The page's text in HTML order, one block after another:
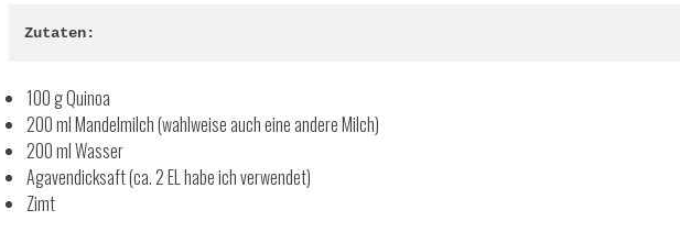
Zutaten:
100 g Quinoa
200 ml Mandelmilch (wahlweise auch eine andere Milch)
200 ml Wasser
Agavendicksaft (ca. 2 EL habe ich verwendet)
Zimt